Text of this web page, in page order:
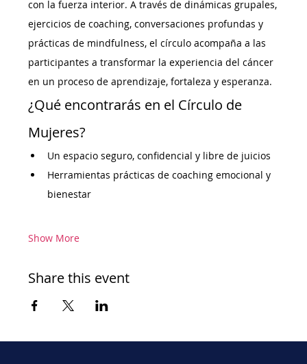
con la fuerza interior. A través de dinámicas grupales,
ejercicios de coaching, conversaciones profundas y
prácticas de mindfulness, el círculo acompaña a las
participantes a transformar la experiencia del cáncer
en un proceso de aprendizaje, fortaleza y esperanza.
¿Qué encontrarás en el Círculo de
Mujeres?
Un espacio seguro, confidencial y libre de juicios
Herramientas prácticas de coaching emocional y
bienestar
Show More
Share this event